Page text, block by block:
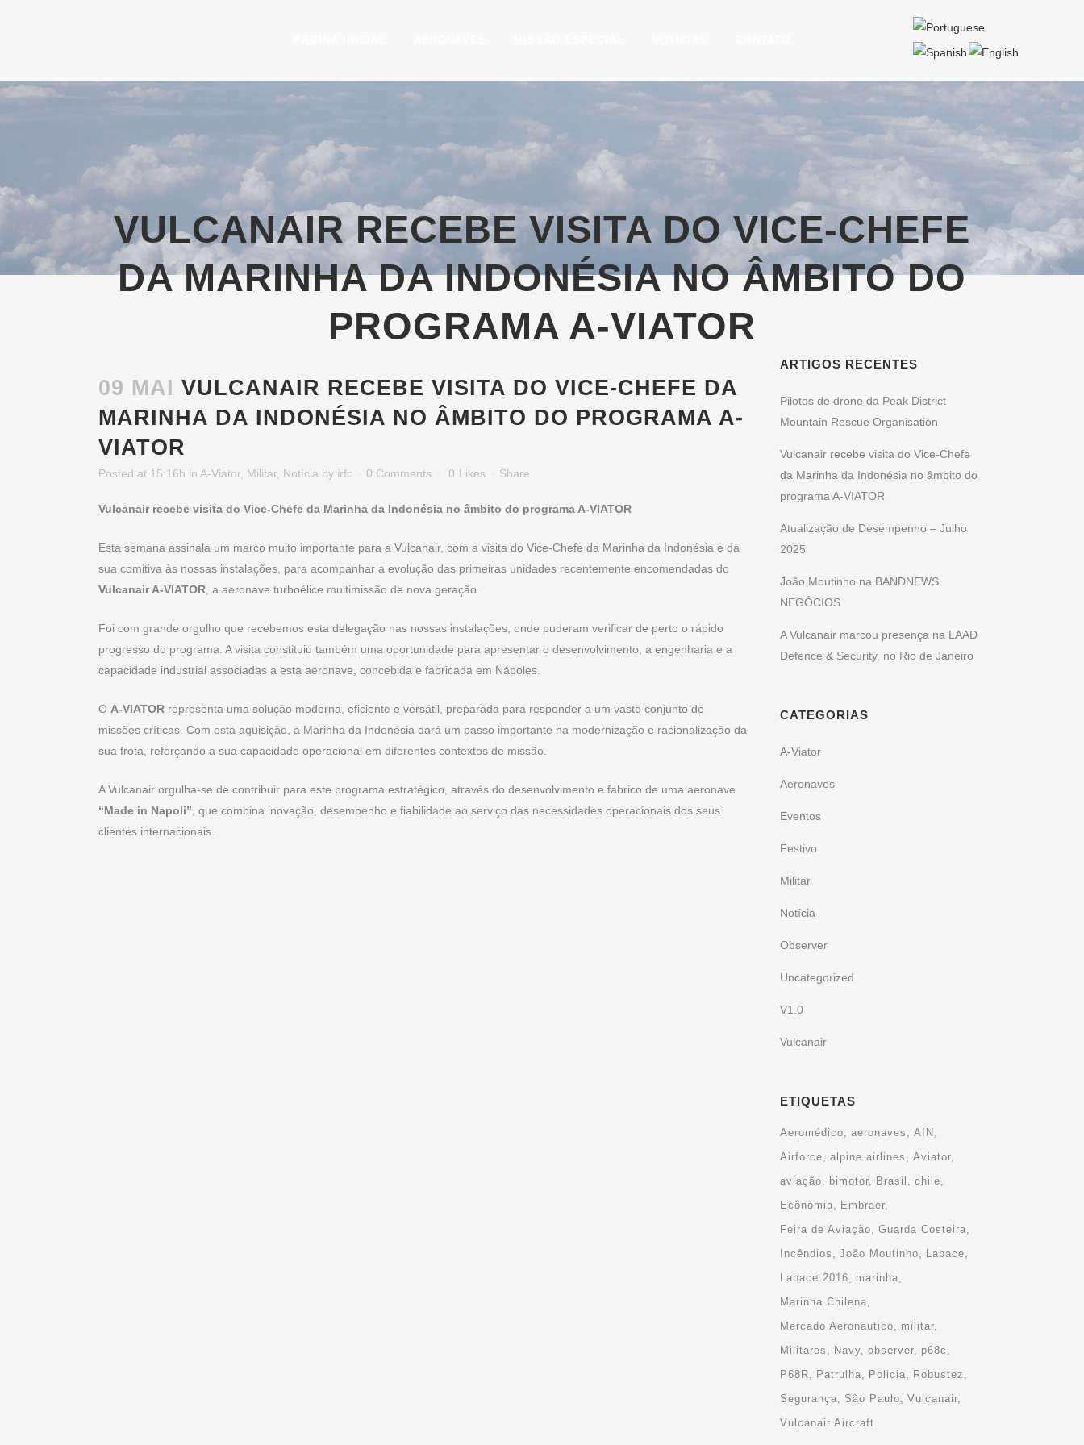
VULCANAIR RECEBE VISITA DO VICE-CHEFE
DA MARINHA DA INDONÉSIA NO ÂMBITO DO
PROGRAMA A-VIATOR
09 MAI VULCANAIR RECEBE VISITA DO VICE-CHEFE DA
MARINHA DA INDONÉSIA NO ÂMBITO DO PROGRAMA A-
VIATOR
Posted at 15:16h in A-Viator Militar Notícia by irfc 0 Comments 0 Likes Share
Vulcanair recebe visita do Vice-Chefe da Marinha da Indonésia no âmbito do programa A-VIATOR
Esta semana assinala um marco muito importante para a Vulcanair, com a visita do Vice-Chefe da Marinha da Indonésia e da
sua comitiva às nossas instalações, para acompanhar a evolução das primeiras unidades recentemente encomendadas do
Vulcanair A-VIATOR , a aeronave turboélice multimissão de nova geração.
Foi com grande orgulho que recebemos esta delegação nas nossas instalações, onde puderam verificar de perto o rápido
progresso do programa. A visita constituiu também uma oportunidade para apresentar o desenvolvimento, a engenharia e a
capacidade industrial associadas a esta aeronave, concebida e fabricada em Nápoles.
O A-VIATOR representa uma solução moderna, eficiente e versátil, preparada para responder a um vasto conjunto de
missões críticas. Com esta aquisição, a Marinha da Indonésia dará um passo importante na modernização e racionalização da
sua frota, reforçando a sua capacidade operacional em diferentes contextos de missão.
A Vulcanair orgulha-se de contribuir para este programa estratégico, através do desenvolvimento e fabrico de uma aeronave
“Made in Napoli” , que combina inovação, desempenho e fiabilidade ao serviço das necessidades operacionais dos seus
clientes internacionais.
ARTIGOS RECENTES
Pilotos de drone da Peak District
Mountain Rescue Organisation
Vulcanair recebe visita do Vice-Chefe
da Marinha da Indonésia no âmbito do
programa A-VIATOR
Atualização de Desempenho – Julho
2025
João Moutinho na BANDNEWS
NEGÓCIOS
A Vulcanair marcou presença na LAAD
Defence & Security, no Rio de Janeiro
CATEGORIAS
A-Viator
Aeronaves
Eventos
Festivo
Militar
Notícia
Observer
Uncategorized
V1.0
Vulcanair
ETIQUETAS
Aeromédico aeronaves
AIN
Airforce
alpine airlines
Aviator
aviação
bimotor Brasil
chile
Ecônomia
Embraer
Feira de Aviação
Guarda Costeira
Incêndios
João Moutinho
Labace
Labace 2016
marinha
Marinha Chilena
Mercado Aeronautico
militar
Militares
Navy observer
p68c
P68R
Patrulha Policia
Robustez
Segurança
São Paulo
Vulcanair
Vulcanair Aircraft